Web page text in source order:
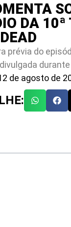
DA
prévia do
de agosto de